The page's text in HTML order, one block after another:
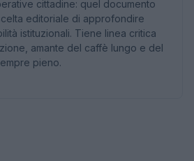
cittadine: quel documento
editoriale di approfondire
istituzionali. Tiene linea critica
amante del caffè lungo e del
pieno.